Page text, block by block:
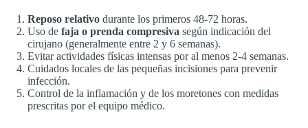
Reposo relativo durante los primeros 48-72 horas.
Uso de faja o prenda compresiva según indicación del
cirujano (generalmente entre 2 y 6 semanas).
Evitar actividades físicas intensas por al menos 2-4 semanas.
Cuidados locales de las pequeñas incisiones para prevenir
infección.
Control de la inflamación y de los moretones con medidas
prescritas por el equipo médico.